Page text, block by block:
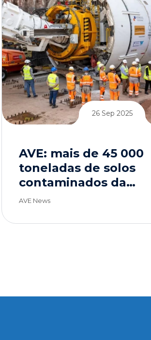
26 Sep 2025
AVE: mais de 45 000
toneladas de solos
contaminados da
obra dos túneis de
com destino
AVE News